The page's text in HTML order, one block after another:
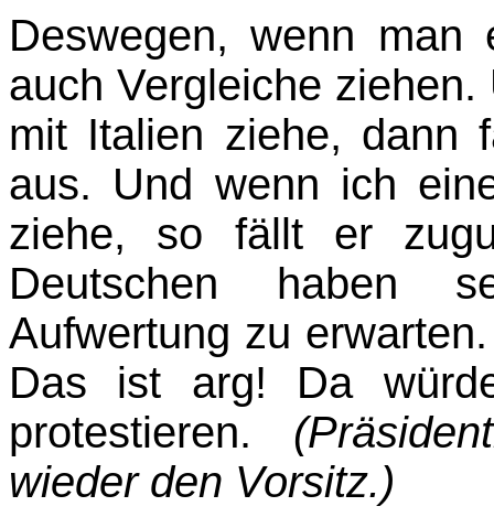
Deswegen, wenn
auch Vergleiche
mit Italien ziehe, dann
aus. Und wenn ich
ziehe, so fällt er
Deutschen haben
Aufwertung zu
Das ist arg! Da
protestieren.
wieder den Vorsitz.)